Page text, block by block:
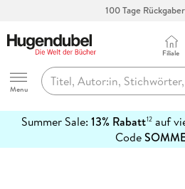
100 Tage
Hugendubel
Menu
Filiale
Summer Sale: 13% Rabatt12auf
Code
erfahren